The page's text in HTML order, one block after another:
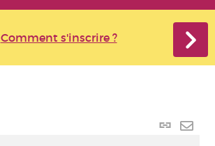
Comment s'inscrire ?
Lien